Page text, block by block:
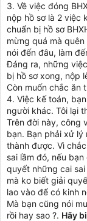
3. Về việc đóng
nộp hồ sơ là 2 việc
chuẩn bị hồ sơ
mừng quá mà
nói đến đâu, làm
Đáng ra, những
bị hồ sơ xong, nộp
Còn muốn chắc ăn
4. Việc kế toán,
người khác. Tôi lại
Trên đời này, công
bạn. Bạn phải xử
thành được. Vì
sai lầm đó, nếu
quyết những cai
mà ko biết giải
lao vào để có kinh
Mà bạn cũng nói
rồi hay sao ?. Hãy